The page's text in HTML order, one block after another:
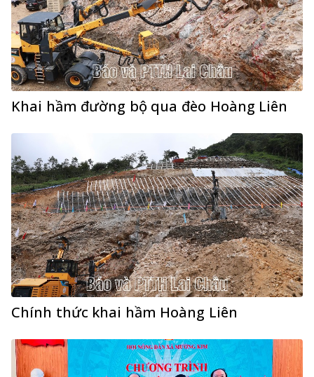
Khai hầm đường bộ qua đèo Hoàng Liên
Chính thức khai hầm Hoàng Liên